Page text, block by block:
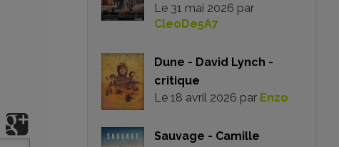
Le 31 mai 2026 par
CleoDe5A7
Dune - David Lynch -
critique
Le 18 avril 2026 par Enzo
Sauvage - Camille